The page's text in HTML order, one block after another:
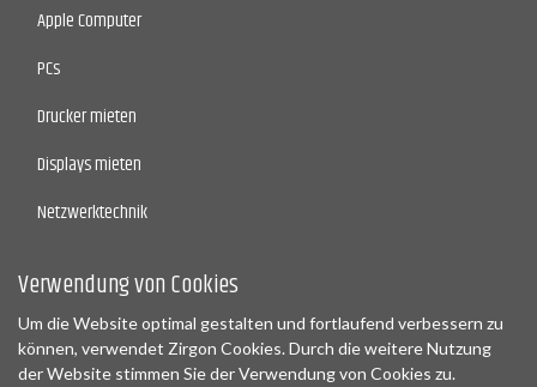
Apple Computer
PCs
Drucker mieten
Displays mieten
Netzwerktechnik
Zubehör
Verwendung von Cookies
Um die Website optimal gestalten und fortlaufend verbessern zu
können, verwendet Zirgon Cookies. Durch die weitere Nutzung
der Website stimmen Sie der Verwendung von Cookies zu.